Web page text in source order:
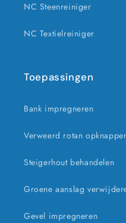
NC Steenreiniger
NC Textielreiniger
Toepassingen
Bank impregneren
Verweerd rotan
Steigerhout behandelen
Groene aanslag
Gevel impregneren